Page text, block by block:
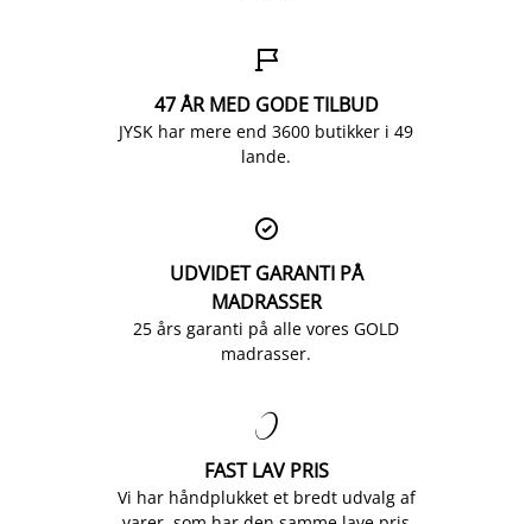

47 ÅR MED GODE TILBUD
JYSK har mere end 3600 butikker i 49
lande.

UDVIDET GARANTI PÅ
MADRASSER
25 års garanti på alle vores GOLD
madrasser.

FAST LAV PRIS
Vi har håndplukket et bredt udvalg af